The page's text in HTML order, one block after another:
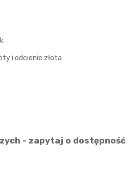
i odcienie złota
- zapytaj o dostępność